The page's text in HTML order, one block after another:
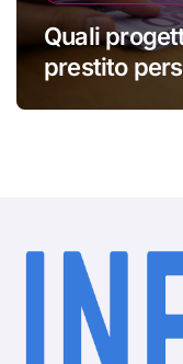
Quali
prestito